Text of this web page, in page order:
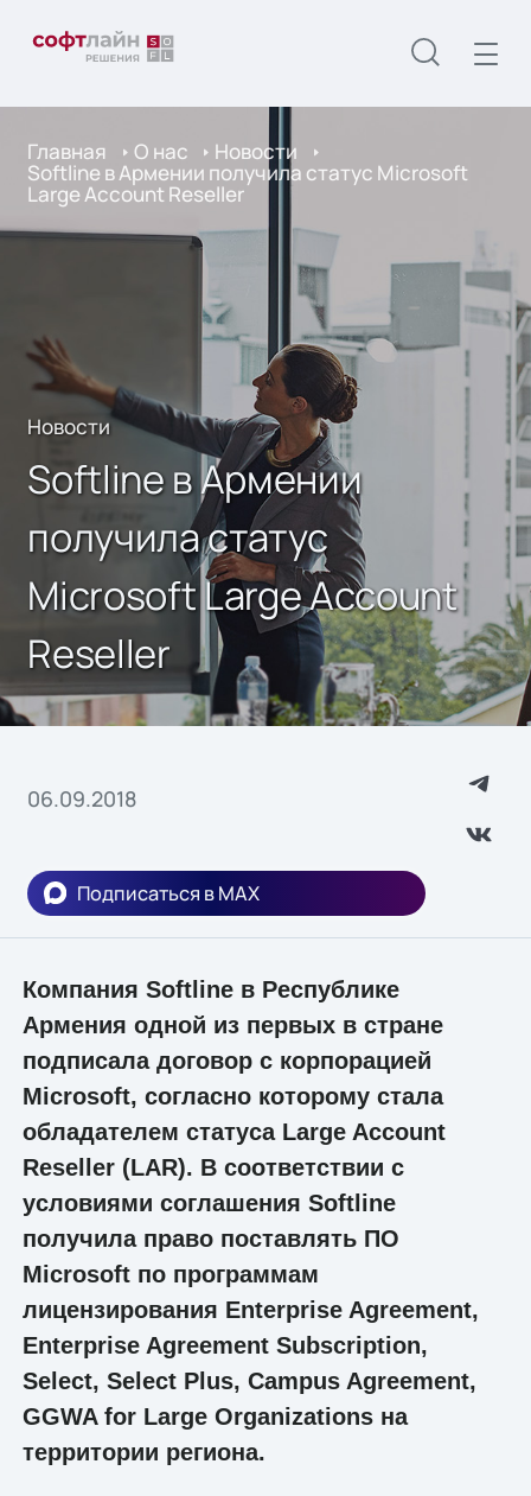
Главная О нас Новости
Softline в Армении получила статус Microsoft
Large Account Reseller
Новости
Softline в Армении
получила статус
Microsoft Large Account
Reseller
06.09.2018
Подписаться в MAX
Компания Softline в Республике
Армения одной из первых в стране
подписала договор с корпорацией
Microsoft, согласно которому стала
обладателем статуса Large Account
Reseller (LAR). В соответствии с
условиями соглашения Softline
получила право поставлять ПО
Microsoft по программам
лицензирования Enterprise Agreement,
Enterprise Agreement Subscription,
Select, Select Plus, Campus Agreement,
GGWA for Large Organizations на
территории региона.